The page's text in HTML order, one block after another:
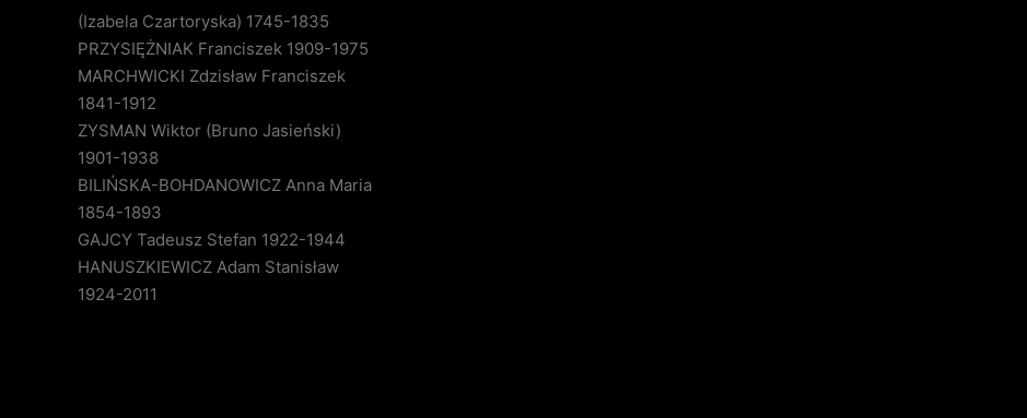
(Izabela Czartoryska) 1745-1835
PRZYSIĘŻNIAK Franciszek 1909-1975
MARCHWICKI Zdzisław Franciszek
1841-1912
ZYSMAN Wiktor (Bruno Jasieński)
1901-1938
BILIŃSKA-BOHDANOWICZ Anna Maria
1854-1893
GAJCY Tadeusz Stefan 1922-1944
HANUSZKIEWICZ Adam Stanisław
1924-2011